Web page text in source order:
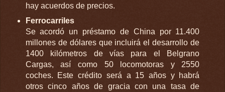
hay acuerdos de precios.
Ferrocarriles
Se acordó un préstamo de China por 11.400
millones de dólares que incluirá el desarrollo de
1400 kilómetros de vías para el Belgrano
Cargas, así como 50 locomotoras y 2550
coches. Este crédito será a 15 años y habrá
otros cinco años de gracia con una tasa de